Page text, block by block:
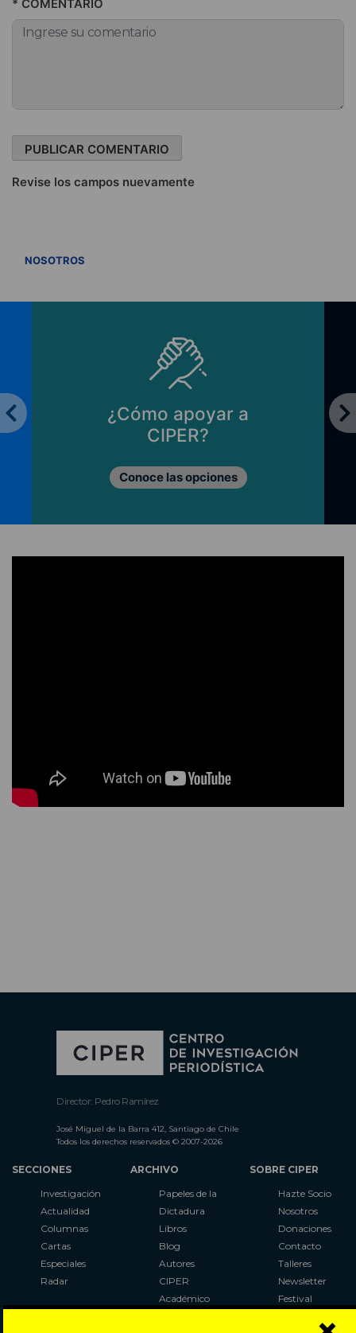
* COMENTARIO
Revise los campos nuevamente
NOSOTROS
¿Cómo apoyar a
CIPER?
Conoce las opciones
Director: Pedro Ramírez
José Miguel de la Barra 412, Santiago de Chile
Todos los derechos reservados © 2007-2026
SECCIONES
Investigación
Actualidad
Columnas
Cartas
Especiales
Radar
ARCHIVO
Papeles de la
Dictadura
Libros
Blog
Autores
CIPER
Académico
SOBRE CIPER
Hazte Socio
Nosotros
Donaciones
Contacto
Talleres
Newsletter
Festival